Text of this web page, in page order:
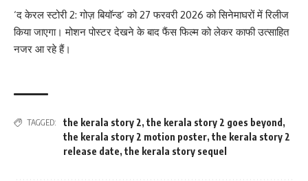
‘द केरल स्टोरी 2: गोज़ बियॉन्ड’ को 27 फरवरी 2026 को सिनेमाघरों में रिलीज
किया जाएगा। मोशन पोस्टर देखने के बाद फैंस फिल्म को लेकर काफी उत्साहित
नजर आ रहे हैं।
TAGGED: the kerala story 2, the kerala story 2 goes beyond ,
the kerala story 2 motion poster, the kerala story 2
release date, the kerala story sequel